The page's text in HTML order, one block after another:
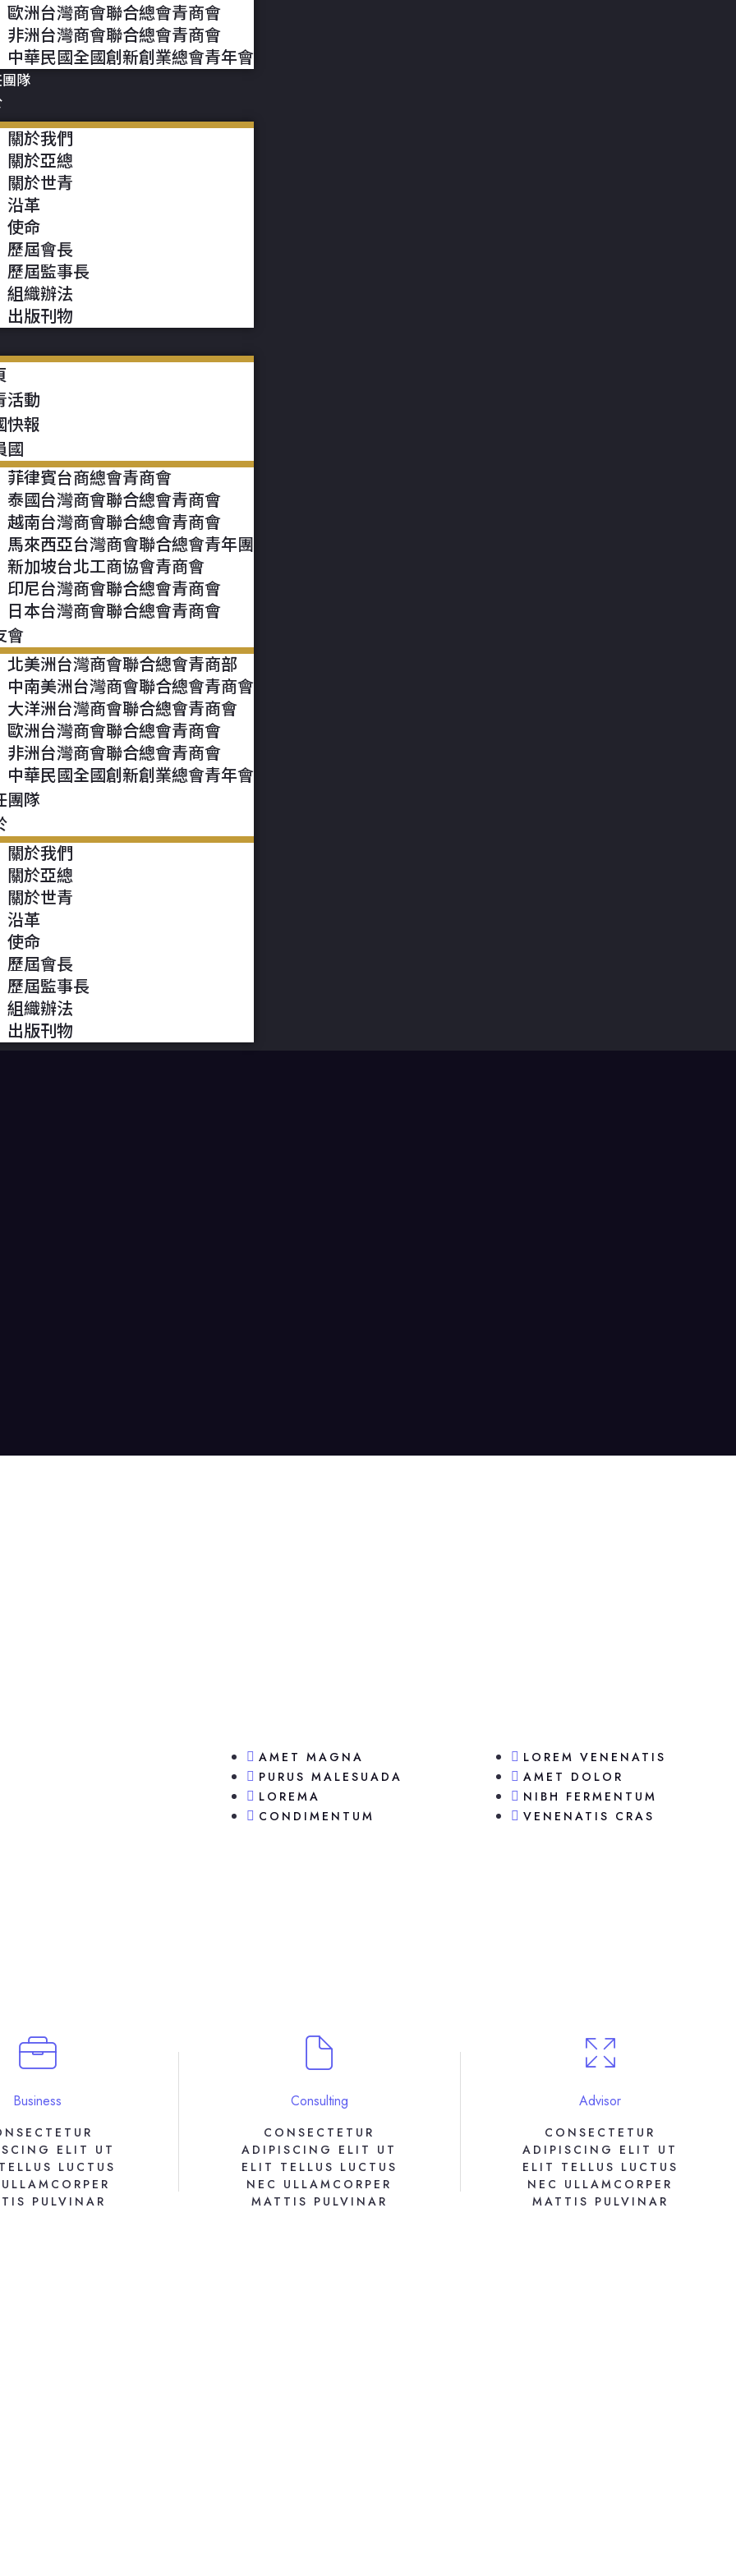
歐洲台灣商會聯合總會青商會
非洲台灣商會聯合總會青商會
中華民國全國創新創業總會青年會
隊
關於我們
關於亞總
關於世青
沿革
使命
歷屆會長
歷屆監事長
組織辦法
出版刊物
活動
快報
國
菲律賓台商總會青商會
泰國台灣商會聯合總會青商會
越南台灣商會聯合總會青商會
馬來西亞台灣商會聯合總會青年團
新加坡台北工商協會青商會
印尼台灣商會聯合總會青商會
日本台灣商會聯合總會青商會
會
北美洲台灣商會聯合總會青商部
中南美洲台灣商會聯合總會青商會
大洋洲台灣商會聯合總會青商會
歐洲台灣商會聯合總會青商會
非洲台灣商會聯合總會青商會
中華民國全國創新創業總會青年會
團隊
關於我們
關於亞總
關於世青
沿革
使命
歷屆會長
歷屆監事長
組織辦法
出版刊物
AMET MAGNA
PURUS MALESUADA
LOREMA
CONDIMENTUM
LOREM VENENATIS
AMET DOLOR
NIBH FERMENTUM
VENENATIS CRAS
Business
ELIT UT
LUCTUS
PULVINAR
Consulting
CONSECTETUR
ADIPISCING ELIT UT
ELIT TELLUS LUCTUS
NEC ULLAMCORPER
MATTIS PULVINAR
Advisor
CONSECTETUR
ADIPISCING ELIT UT
ELIT TELLUS LUCTUS
NEC ULLAMCORPER
MATTIS PULVINAR